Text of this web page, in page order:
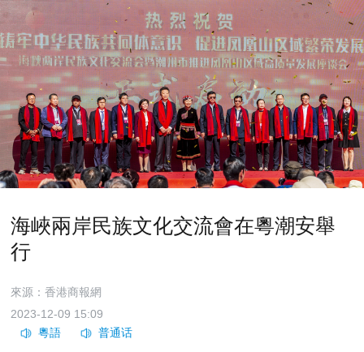
海峽兩岸民族文化交流會在粵潮安舉
行
來源：香港商報網
2023-12-09 15:09